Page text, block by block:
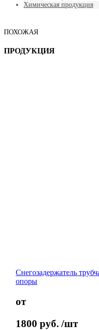
Химическая продукция
ПОХОЖАЯ
ПРОДУКЦИЯ
Снегозадержатель
опоры
от
1800 руб. /шт